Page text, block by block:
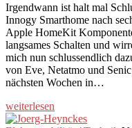
Irgendwann ist halt mal
Innogy Smarthome nach
Apple HomeKit
langsames Schalten und
mich nun schlussendlich
von Eve, Netatmo und
nächsten Wochen in…
weiterlesen